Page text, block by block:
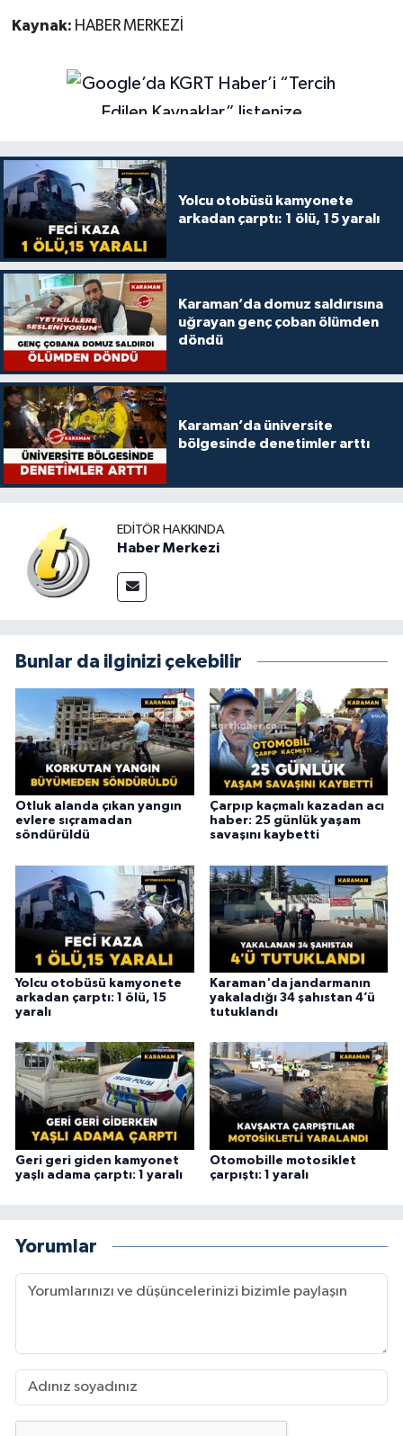
Kaynak: HABER MERKEZİ
Yolcu otobüsü kamyonete
arkadan çarptı: 1 ölü, 15 yaralı
Karaman’da domuz saldırısına
uğrayan genç çoban ölümden
döndü
Karaman’da üniversite
bölgesinde denetimler arttı
EDITÖR HAKKINDA
Haber Merkezi
Bunlar da ilginizi çekebilir
Otluk alanda çıkan yangın
evlere sıçramadan
söndürüldü
Çarpıp kaçmalı kazadan acı
haber: 25 günlük yaşam
savaşını kaybetti
Yolcu otobüsü kamyonete
arkadan çarptı: 1 ölü, 15
yaralı
Karaman'da jandarmanın
yakaladığı 34 şahıstan 4’ü
tutuklandı
Geri geri giden kamyonet
yaşlı adama çarptı: 1 yaralı
Otomobille motosiklet
çarpıştı: 1 yaralı
Yorumlar